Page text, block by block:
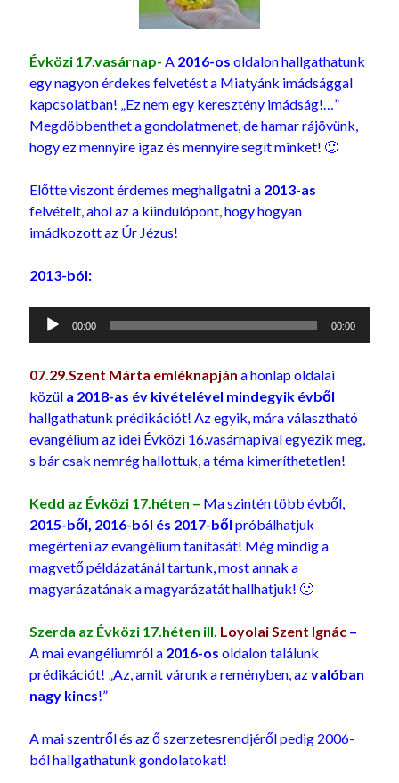
Évközi 17.vasárnap- A 2016-os oldalon hallgathatunk
egy nagyon érdekes felvetést a Miatyánk imádsággal
kapcsolatban! „Ez nem egy keresztény imádság!…”
Megdöbbenthet a gondolatmenet, de hamar rájövünk,
hogy ez mennyire igaz és mennyire segít minket! 🙂
Előtte viszont érdemes meghallgatni a 2013-as
felvételt, ahol az a kiindulópont, hogy hogyan
imádkozott az Úr Jézus!
2013-ból:
Audió
00:00 00:00
07.29.Szent Márta emléknapján a honlap oldalai
közül a 2018-as év kivételével mindegyik évből
hallgathatunk prédikációt! Az egyik, mára választható
evangélium az idei Évközi 16.vasárnapival egyezik meg,
s bár csak nemrég hallottuk, a téma kimeríthetetlen!
Kedd az Évközi 17.héten – Ma szintén több évből,
2015-ből, 2016-ból és 2017-ből próbálhatjuk
megérteni az evangélium tanítását! Még mindig a
magvető példázatánál tartunk, most annak a
magyarázatának a magyarázatát hallhatjuk! 🙂
Szerda az Évközi 17.héten ill. Loyolai Szent Ignác –
A mai evangéliumról a 2016-os oldalon találunk
prédikációt! „Az, amit várunk a reményben, azvalóban
nagy kincs!”
A mai szentről és az ő szerzetesrendjéről pedig 2006-
ból hallgathatunk gondolatokat!